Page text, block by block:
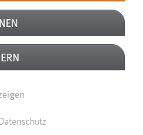
Datenschutz